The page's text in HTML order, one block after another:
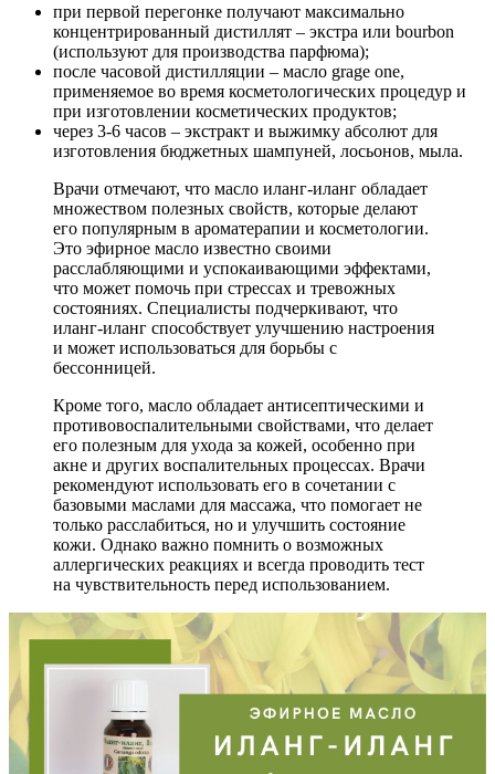
при первой перегонке получают максимально
концентрированный дистиллят – экстра или bourbon
(используют для производства парфюма);
после часовой дистилляции – масло grage one,
применяемое во время косметологических процедур и
при изготовлении косметических продуктов;
через 3-6 часов – экстракт и выжимку абсолют для
изготовления бюджетных шампуней, лосьонов, мыла.
Врачи отмечают, что масло иланг-иланг обладает
множеством полезных свойств, которые делают
его популярным в ароматерапии и косметологии.
Это эфирное масло известно своими
расслабляющими и успокаивающими эффектами,
что может помочь при стрессах и тревожных
состояниях. Специалисты подчеркивают, что
иланг-иланг способствует улучшению настроения
и может использоваться для борьбы с
бессонницей.
Кроме того, масло обладает антисептическими и
противовоспалительными свойствами, что делает
его полезным для ухода за кожей, особенно при
акне и других воспалительных процессах. Врачи
рекомендуют использовать его в сочетании с
базовыми маслами для массажа, что помогает не
только расслабиться, но и улучшить состояние
кожи. Однако важно помнить о возможных
аллергических реакциях и всегда проводить тест
на чувствительность перед использованием.